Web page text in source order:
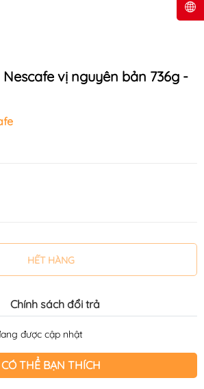
vị nguyên bản 736g -
HẾT HÀNG
Chính sách đổi trả
được cập nhật
CÓ THỂ BẠN THÍCH